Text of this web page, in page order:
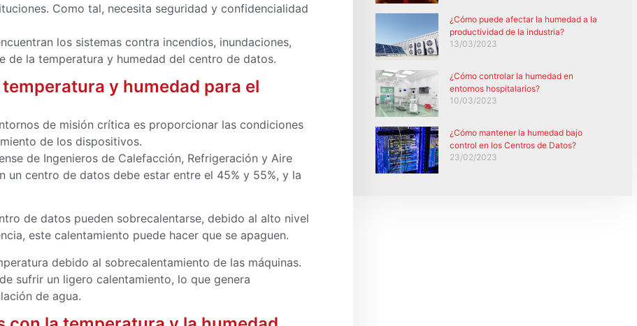
Como tal, necesita seguridad y confidencialidad
los sistemas contra incendios, inundaciones,
la temperatura y humedad del centro de datos.
y humedad para el
de misión crítica es proporcionar las condiciones
de los dispositivos.
de Ingenieros de Calefacción, Refrigeración y Aire
un centro de datos debe estar entre el 45% y 55%, y la
de datos pueden sobrecalentarse, debido al alto nivel
este calentamiento puede hacer que se apaguen.
debido al sobrecalentamiento de las máquinas.
sufrir un ligero calentamiento, lo que genera
de agua.
¿Cómo puede afectar la humedad a la
productividad de la industria?
13/03/2023
¿Cómo controlar la humedad en
entornos hospitalarios?
10/03/2023
¿Cómo mantener la humedad bajo
control en los Centros de Datos?
23/02/2023